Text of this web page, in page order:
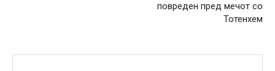
повреден пред мечот со
Тотенхем